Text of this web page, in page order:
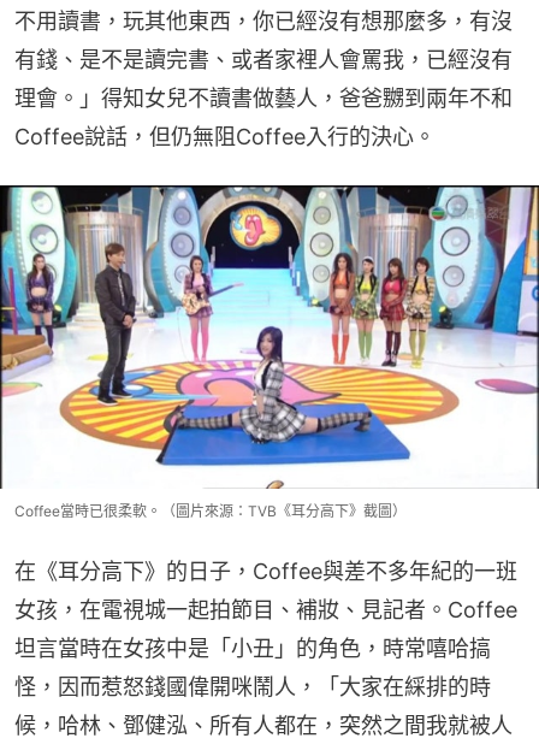
不用讀書，玩其他東西，你已經沒有想那麼多，有沒
有錢、是不是讀完書、或者家裡人會罵我，已經沒有
理會。」得知女兒不讀書做藝人，爸爸嬲到兩年不和
Coffee說話，但仍無阻Coffee入行的決心。
Coffee當時已很柔軟。（圖片來源：TVB《耳分高下》截圖）
在《耳分高下》的日子，Coffee與差不多年紀的一班
女孩，在電視城一起拍節目、補妝、見記者。Coffee
坦言當時在女孩中是「小丑」的角色，時常嘻哈搞
怪，因而惹怒錢國偉開咪鬧人，「大家在綵排的時
候，哈林、鄧健泓、所有人都在，突然之間我就被人